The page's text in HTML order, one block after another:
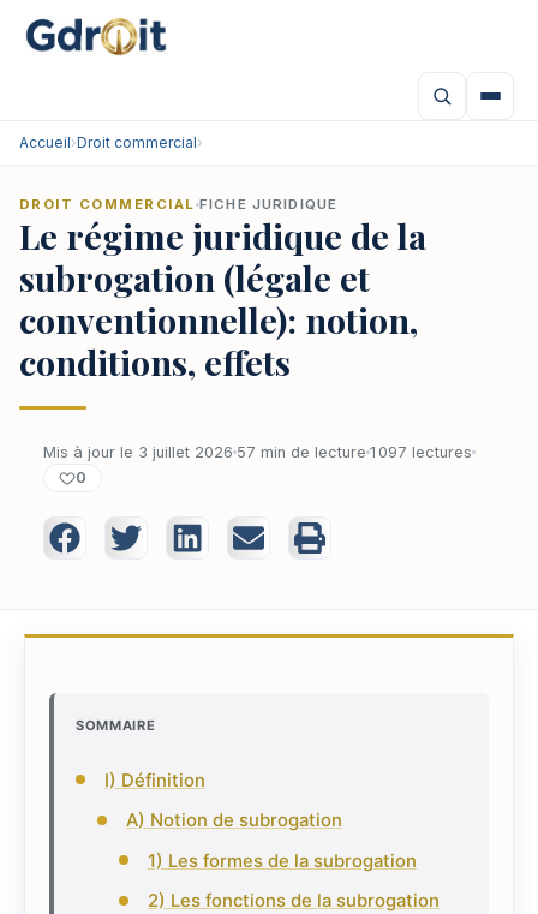
Accueil›Droit commercial›
DROIT COMMERCIAL FICHE JURIDIQUE
Le régime juridique de la
subrogation (légale et
conventionnelle): notion,
conditions, effets
Mis à jour le 3 juillet 2026 57 min de lecture 1 097 lectures
0
SOMMAIRE
I) Définition
A) Notion de subrogation
1) Les formes de la subrogation
2) Les fonctions de la subrogation